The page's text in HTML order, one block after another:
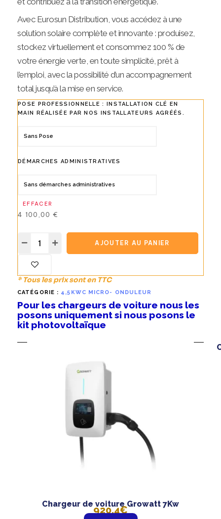
Avec Eurosun Distribution, vous accédez à une
solution solaire complète et innovante : produisez,
stockez virtuellement et consommez 100 % de
votre énergie verte, en toute simplicité, prêt à
l’emploi, avec la possibilité d’un accompagnement
total jusqu’à la mise en service.
POSE PROFESSIONNELLE : INSTALLATION CLÉ EN
MAIN RÉALISÉE PAR NOS INSTALLATEURS AGRÉÉS.
DÉMARCHES ADMINISTRATIVES
EFFACER
4 100,00 €
AJOUTER AU PANIER
* Tous les prix sont en TTC
CATÉGORIE : 4,5KWC MICRO- ONDULEUR
Pour les chargeurs de voiture nous les
posons uniquement si nous posons le
kit photovoltaïque
Chargeur de voiture Growatt 7Kw
920,4€